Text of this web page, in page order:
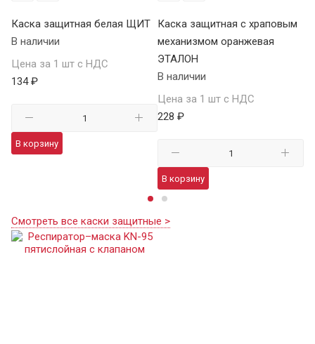
Каска защитная белая ЩИТ
В наличии
Цена за 1 шт с НДС
134 ₽
В корзину
Каска защитная с храповым
механизмом оранжевая
ЭТАЛОН
В наличии
Цена за 1 шт с НДС
228 ₽
В корзину
Смотреть все каски защитные >